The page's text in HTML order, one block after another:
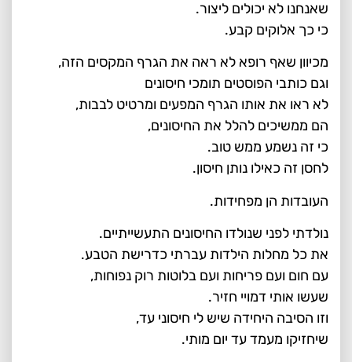
שאנחנו לא יכולים ליצור.
כי כך אלוקים קבע.
מכיוון שאף רופא לא ראה את הגרף המקסים הזה,
וגם כותבי הפוסטים תומכי חיסונים
לא ראו את אותו הגרף המפעים ומרטיט לבבות,
הם ממשיכים להלל את החיסונים,
כי זה נשמע ממש טוב.
לחסן זה כאילו נותן חיסון.
העובדות הן מפחידות.
נולדתי לפני שנולדו החיסונים התעשייתיים.
את כל מחלות הילדות עברתי כדרישת הטבע.
עם חום ועם פריחות ועם בלוטות רוק נפוחות,
שעשו אותי דמויי חזיר.
וזו הסיבה היחידה שיש לי חיסוני עד,
שיחזיקו מעמד עד יום מותי.